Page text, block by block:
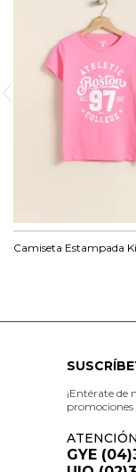
Camiseta Estampada
¡Entérate de
promociones
GYE